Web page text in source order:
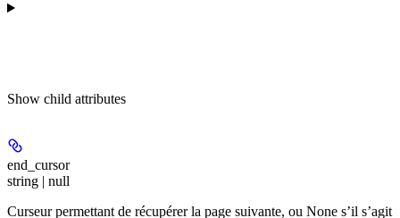
Show child attributes
end_cursor
string | null
Curseur permettant de récupérer la page suivante, ou None s’il s’agit